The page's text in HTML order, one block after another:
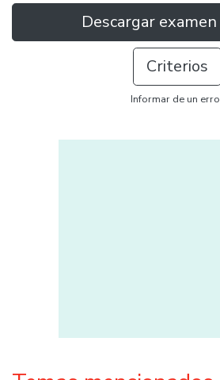
Descargar
Criterios
Informar de un